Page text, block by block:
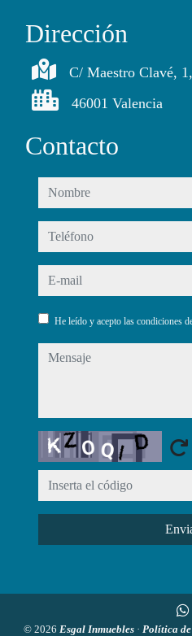
Dirección
C/ Maestro Clavé, 1,
46001 Valencia
Contacto
nombre
teléfono
e-mail
He leído y acepto las condiciones
mensaje
Captcha
© 2026 Esgal Inmuebles · Política